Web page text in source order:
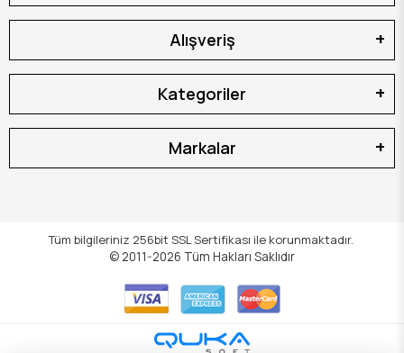
Alışveriş
Kategoriler
Markalar
Tüm bilgileriniz 256bit SSL Sertifikası ile korunmaktadır.
© 2011-2026 Tüm Hakları Saklıdır